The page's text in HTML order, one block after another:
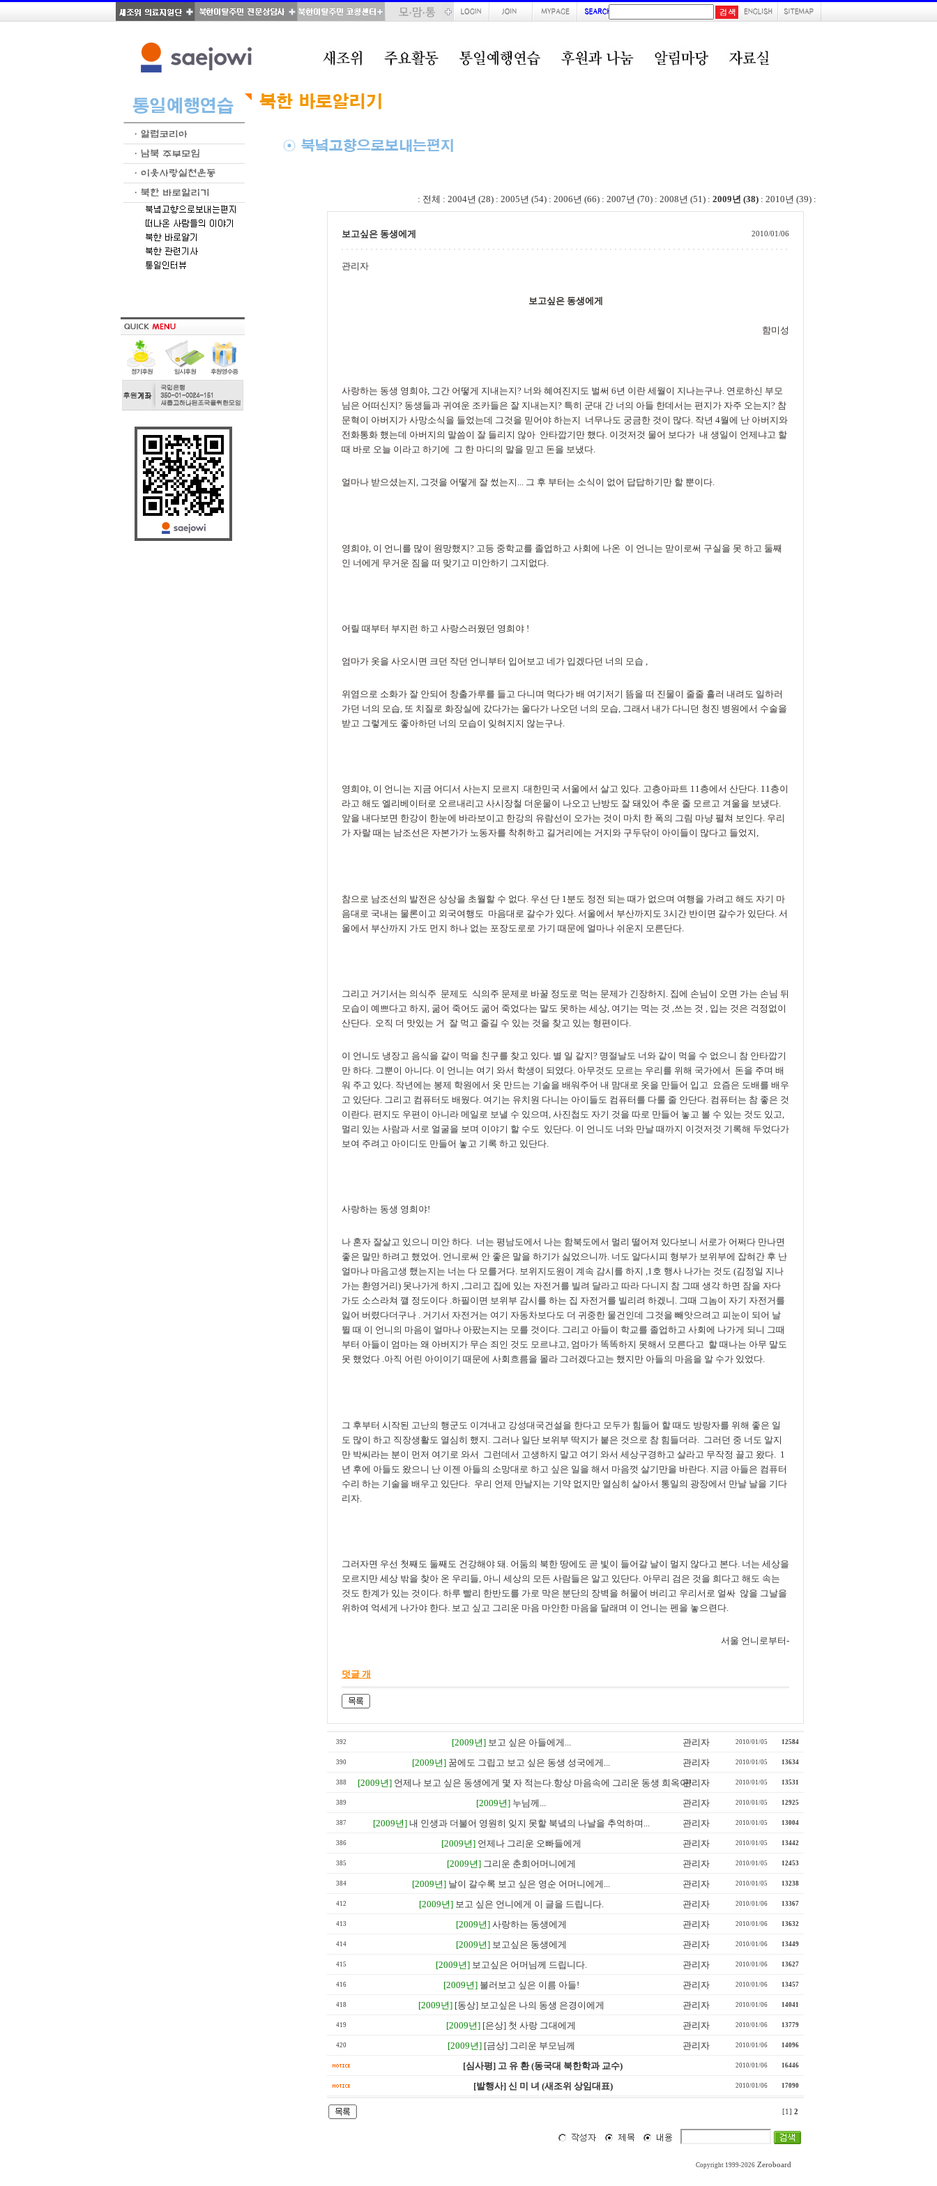
: 전체 : 2004년 (28) : 2005년 (54) : 2006년 (66) : 2007년 (70) : 2008년 (51) : 2009년 (38) : 2010년 (39) :
보고싶은 동생에게 2010/01/06
관리자
보고싶은 동생에게
함미성
사랑하는 동생 영희야, 그간 어떻게 지내는지? 너와 혜여진지도 벌써 6년 이란 세월이 지나는구나. 연로하신 부모
님은 어떠신지? 동생들과 귀여운 조카들은 잘 지내는지? 특히 군대 간 너의 아들 한데서는 편지가 자주 오는지? 참
문혁이 아버지가 사망소식을 들었는데 그것을 믿어야 하는지 너무나도 궁금한 것이 많다. 작년 4월에 난 아버지와
전화통화 했는데 아버지의 말씀이 잘 들리지 않아 안타깝기만 했다. 이것저것 물어 보다가 내 생일이 언제냐고 할
때 바로 오늘 이라고 하기에 그 한 마디의 말을 믿고 돈을 보냈다.
얼마나 받으셨는지, 그것을 어떻게 잘 썼는지... 그 후 부터는 소식이 없어 답답하기만 할 뿐이다.
영희야, 이 언니를 많이 원망했지? 고등 중학교를 졸업하고 사회에 나온 이 언니는 맏이로써 구실을 못 하고 둘째
인 너에게 무거운 짐을 떠 맞기고 미안하기 그지없다.
어릴 때부터 부지런 하고 사랑스러웠던 영희야 !
엄마가 옷을 사오시면 크던 작던 언니부터 입어보고 네가 입겠다던 너의 모습 ,
위염으로 소화가 잘 안되어 창출가루를 들고 다니며 먹다가 배 여기저기 뜸을 떠 진물이 줄줄 흘러 내려도 일하러
가던 너의 모습, 또 치질로 화장실에 갔다가는 울다가 나오던 너의 모습, 그래서 내가 다니던 청진 병원에서 수술을
받고 그렇게도 좋아하던 너의 모습이 잊혀지지 않는구나.
영희야, 이 언니는 지금 어디서 사는지 모르지 .대한민국 서울에서 살고 있다. 고층아파트 11층에서 산단다. 11층이
라고 해도 엘리베이터로 오르내리고 사시장철 더운물이 나오고 난방도 잘 돼있어 추운 줄 모르고 겨울을 보냈다.
앞을 내다보면 한강이 한눈에 바라보이고 한강의 유람선이 오가는 것이 마치 한 폭의 그림 마냥 펼쳐 보인다. 우리
가 자랄 때는 남조선은 자본가가 노동자를 착취하고 길거리에는 거지와 구두닦이 아이들이 많다고 들었지,
참으로 남조선의 발전은 상상을 초월할 수 없다. 우선 단 1분도 정전 되는 때가 없으며 여행을 가려고 해도 자기 마
음대로 국내는 물론이고 외국여행도 마음대로 갈수가 있다. 서울에서 부산까지도 3시간 반이면 갈수가 있단다. 서
울에서 부산까지 가도 먼지 하나 없는 포장도로로 가기 때문에 얼마나 쉬운지 모른단다.
그리고 거기서는 의식주 문제도 식의주 문제로 바꿀 정도로 먹는 문제가 긴장하지. 집에 손님이 오면 가는 손님 뒤
모습이 예쁘다고 하지, 굶어 죽어도 굶어 죽었다는 말도 못하는 세상, 여기는 먹는 것 ,쓰는 것 , 입는 것은 걱정없이
산단다. 오직 더 맛있는 거 잘 먹고 줄길 수 있는 것을 찾고 있는 형편이다.
이 언니도 냉장고 음식을 같이 먹을 친구를 찾고 있다. 별 일 같지? 명절날도 너와 같이 먹을 수 없으니 참 안타깝기
만 하다. 그뿐이 아니다. 이 언니는 여기 와서 학생이 되였다. 아무것도 모르는 우리를 위해 국가에서 돈을 주며 배
워 주고 있다. 작년에는 봉제 학원에서 옷 만드는 기술을 배워주어 내 맘대로 옷을 만들어 입고 요즘은 도배를 배우
고 있단다. 그리고 컴퓨터도 배웠다. 여기는 유치원 다니는 아이들도 컴퓨터를 다룰 줄 안단다. 컴퓨터는 참 좋은 것
이란다. 편지도 우편이 아니라 메일로 보낼 수 있으며, 사진첩도 자기 것을 따로 만들어 놓고 볼 수 있는 것도 있고,
멀리 있는 사람과 서로 얼굴을 보며 이야기 할 수도 있단다. 이 언니도 너와 만날 때까지 이것저것 기록해 두었다가
보여 주려고 아이디도 만들어 놓고 기록 하고 있단다.
사랑하는 동생 영희야!
나 혼자 잘살고 있으니 미안 하다. 너는 평남도에서 나는 함북도에서 멀리 떨어져 있다보니 서로가 어쩌다 만나면
좋은 말만 하려고 했었어. 언니로써 안 좋은 말을 하기가 싫었으니까. 너도 알다시피 형부가 보위부에 잡혀간 후 난
얼마나 마음고생 했는지는 너는 다 모를거다. 보위지도원이 계속 감시를 하지 ,1호 행사 나가는 것도 (김정일 지나
가는 환영거리) 못나가게 하지 ,그리고 집에 있는 자전거를 빌려 달라고 따라 다니지 참 그때 생각 하면 잠을 자다
가도 소스라쳐 깰 정도이다 .하필이면 보위부 감시를 하는 집 자전거를 빌리려 하겠니. 그때 그놈이 자기 자전거를
잃어 버렸다더구나 . 거기서 자전거는 여기 자동차보다도 더 귀중한 물건인데 그것을 빼앗으려고 피눈이 되어 날
뛸 때 이 언니의 마음이 얼마나 아팠는지는 모를 것이다. 그리고 아들이 학교를 졸업하고 사회에 나가게 되니 그때
부터 아들이 엄마는 왜 아버지가 무슨 죄인 것도 모르냐고, 엄마가 똑똑하지 못해서 모른다고 할 때나는 아무 말도
못 했었다 .아직 어린 아이이기 때문에 사회흐름을 몰라 그러겠다고는 했지만 아들의 마음을 알 수가 있었다.
그 후부터 시작된 고난의 행군도 이겨내고 강성대국건설을 한다고 모두가 힘들어 할 때도 방랑자를 위해 좋은 일
도 많이 하고 직장생활도 열심히 했지. 그러나 일단 보위부 딱지가 붙은 것으로 참 힘들더라. 그러던 중 너도 알지
만 박씨라는 분이 먼저 여기로 와서 그런데서 고생하지 말고 여기 와서 세상구경하고 살라고 무작정 끌고 왔다. 1
년 후에 아들도 왔으니 난 이젠 아들의 소망대로 하고 싶은 일을 해서 마음껏 살기만을 바란다. 지금 아들은 컴퓨터
수리 하는 기술을 배우고 있단다. 우리 언제 만날지는 기약 없지만 열심히 살아서 통일의 광장에서 만날 날을 기다
리자.
그러자면 우선 첫째도 둘째도 건강해야 돼. 어둠의 북한 땅에도 곧 빛이 들어갈 날이 멀지 않다고 본다. 너는 세상을
모르지만 세상 밖을 찾아 온 우리들, 아니 세상의 모든 사람들은 알고 있단다. 아무리 검은 것을 희다고 해도 속는
것도 한계가 있는 것이다. 하루 빨리 한반도를 가로 막은 분단의 장벽을 허물어 버리고 우리서로 얼싸 않을 그날을
위하여 억세게 나가야 한다. 보고 싶고 그리운 마음 마안한 마음을 달래며 이 언니는 펜을 놓으련다.
서울 언니로부터-
덧글 개
392 [2009년] 보고 싶은 아들에게... 관리자 2010/01/05 12584
390 [2009년] 꿈에도 그립고 보고 싶은 동생 성국에게... 관리자 2010/01/05 13634
388 [2009년] 언제나 보고 싶은 동생에게 몇 자 적는다.항상 마음속에 그리운 동생 희옥아!관리자 2010/01/05 13531
389 [2009년] 누님께... 관리자 2010/01/05 12925
387 [2009년] 내 인생과 더불어 영원히 잊지 못할 북녘의 나날을 추억하며... 관리자 2010/01/05 13004
386 [2009년] 언제나 그리운 오빠들에게 관리자 2010/01/05 13442
385 [2009년] 그리운 춘희어머니에게 관리자 2010/01/05 12453
384 [2009년] 날이 갈수록 보고 싶은 영순 어머니에게... 관리자 2010/01/05 13238
412 [2009년] 보고 싶은 언니에게 이 글을 드립니다. 관리자 2010/01/06 13367
413 [2009년] 사랑하는 동생에게 관리자 2010/01/06 13632
414 [2009년] 보고싶은 동생에게 관리자 2010/01/06 13449
415 [2009년] 보고싶은 어머님께 드립니다. 관리자 2010/01/06 13627
416 [2009년] 불러보고 싶은 이름 아들! 관리자 2010/01/06 13457
418 [2009년] [동상] 보고싶은 나의 동생 은경이에게 관리자 2010/01/06 14041
419 [2009년] [은상] 첫 사랑 그대에게 관리자 2010/01/06 13779
420 [2009년] [금상] 그리운 부모님께 관리자 2010/01/06 14096
[심사평] 고 유 환 (동국대 북한학과 교수) 2010/01/06 16446
[발행사] 신 미 녀 (새조위 상임대표) 2010/01/06 17090
[1] 2
Copyright 1999-2026 Zeroboard